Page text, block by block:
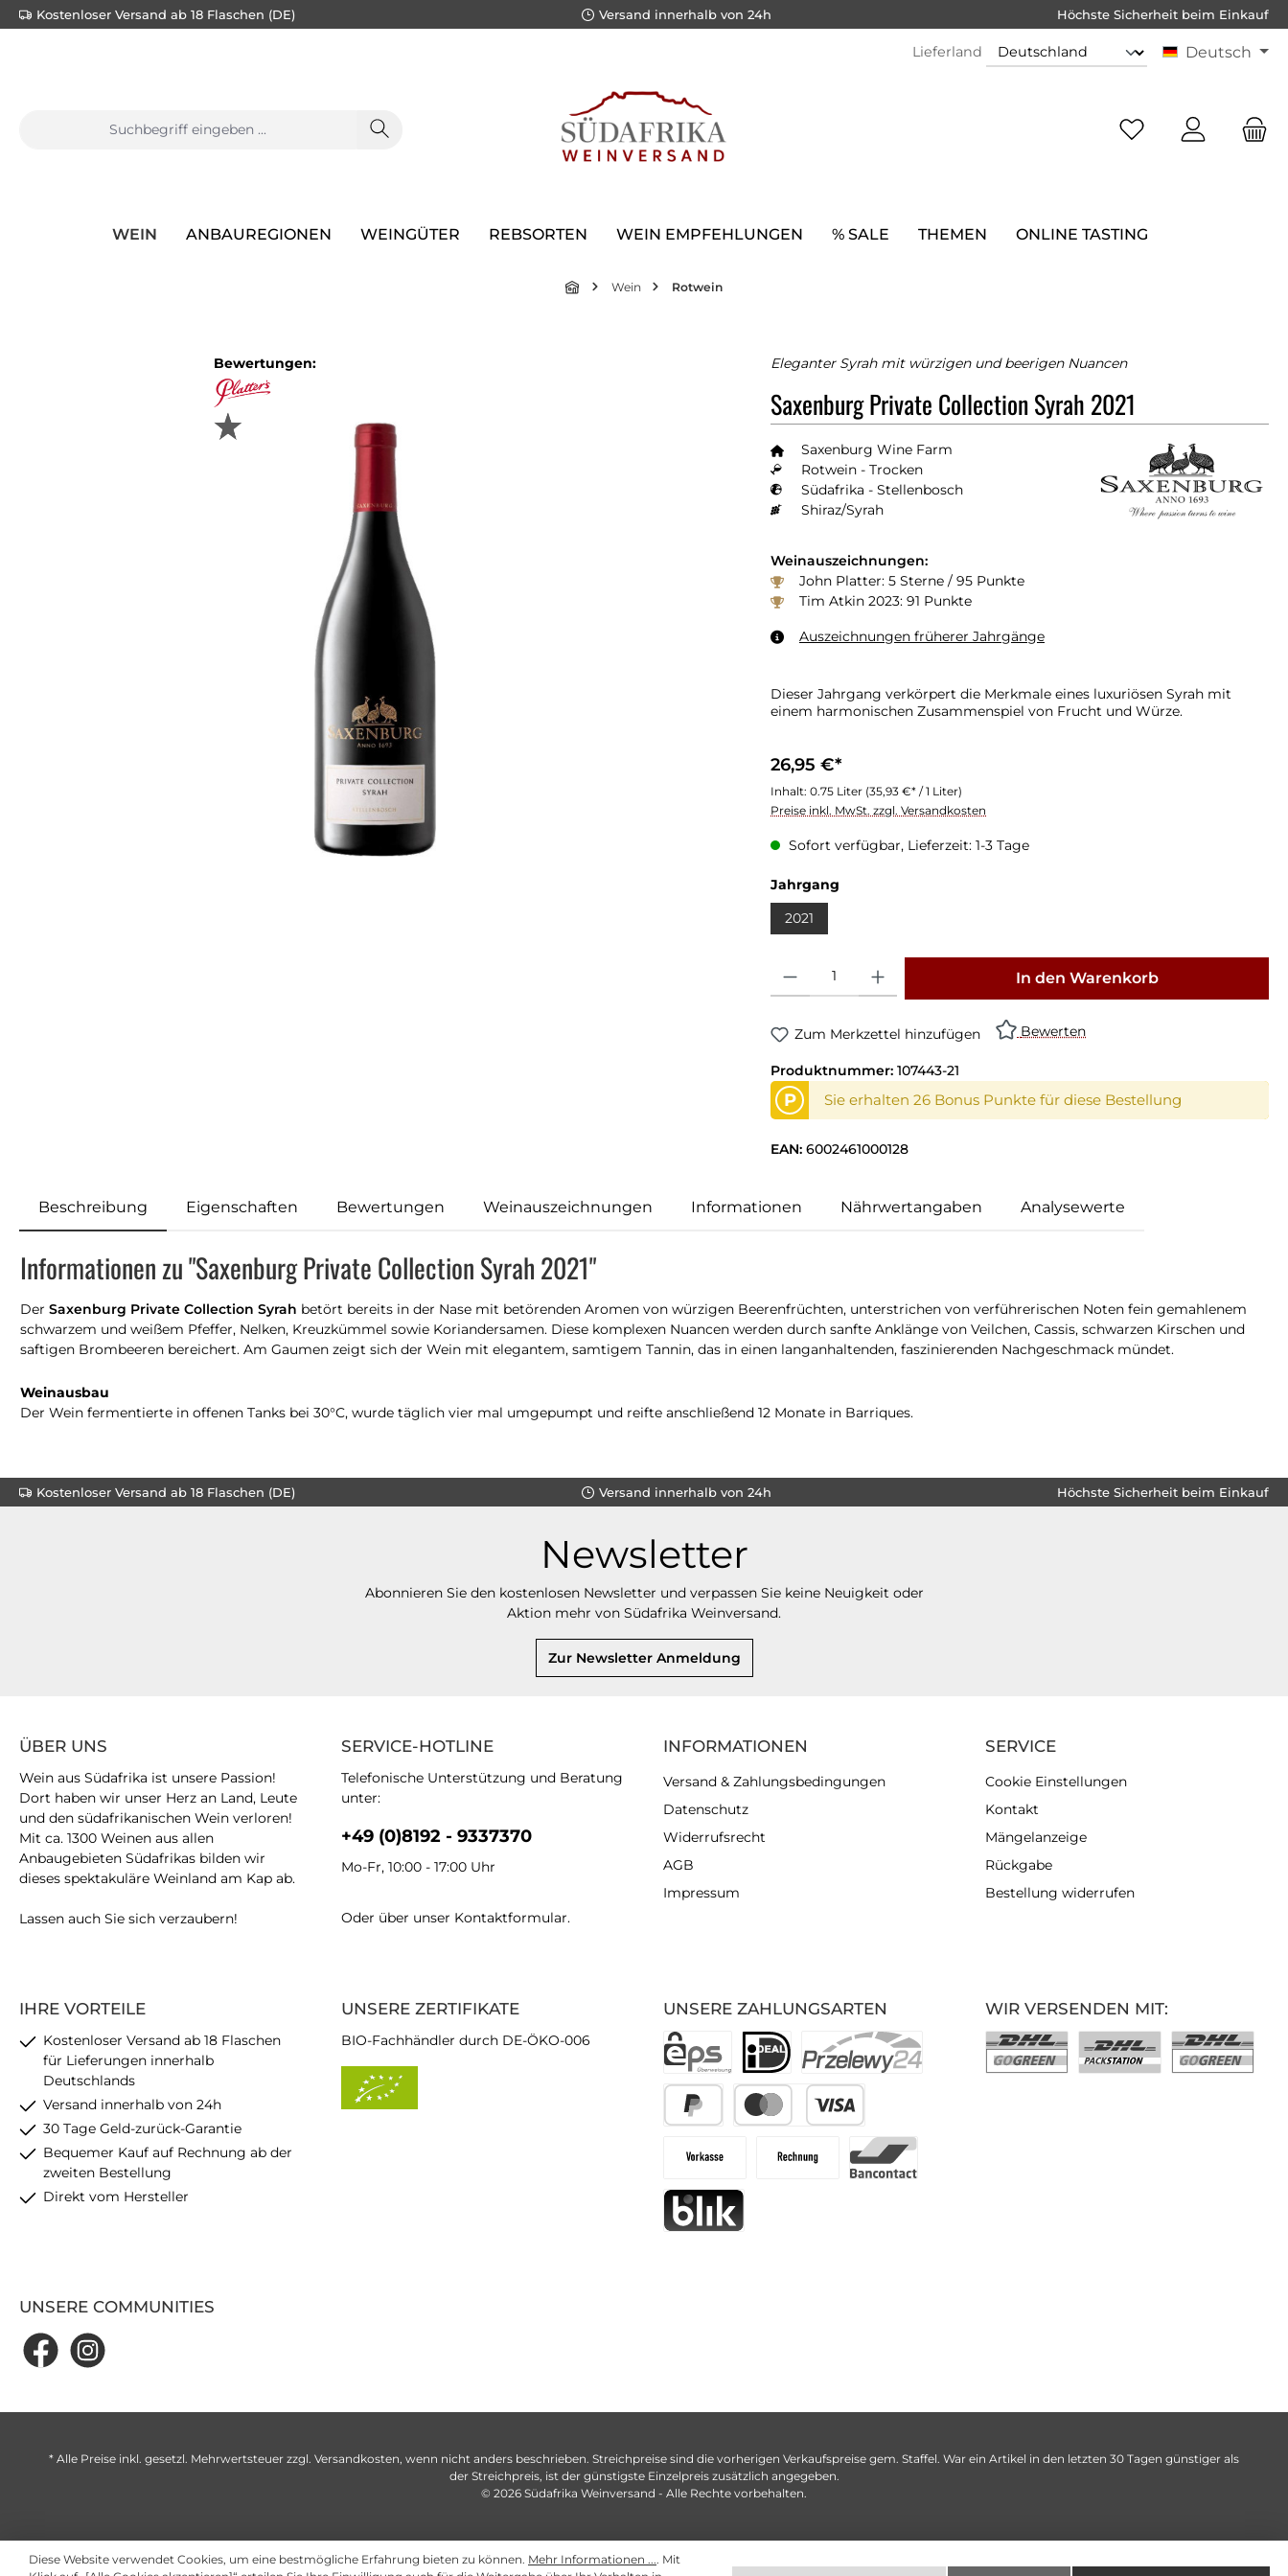
springen Zur Hauptnavigation springen
Kostenloser Versand ab 18 Flaschen (DE) Versand innerhalb von 24h Höchste Sicherheit beim Einkauf
Lieferland Deutsch
WEIN ANBAUREGIONEN WEINGÜTER REBSORTEN WEIN EMPFEHLUNGEN % SALE THEMEN ONLINE TASTING
Wein Rotwein
Bewertungen: Eleganter Syrah mit würzigen und beerigen Nuancen
Saxenburg Private Collection Syrah 2021
Saxenburg Wine Farm
Rotwein - Trocken
Südafrika - Stellenbosch
Shiraz/Syrah
Weinauszeichnungen:
John Platter: 5 Sterne / 95 Punkte
Tim Atkin 2023: 91 Punkte
Auszeichnungen früherer Jahrgänge
Dieser Jahrgang verkörpert die Merkmale eines luxuriösen Syrah mit
einem harmonischen Zusammenspiel von Frucht und Würze.
26,95 €*
Inhalt: 0.75 Liter (35,93 €* / 1 Liter)
Preise inkl. MwSt. zzgl. Versandkosten
Sofort verfügbar, Lieferzeit: 1-3 Tage
Jahrgang
2021
In den Warenkorb
Zum Merkzettel hinzufügen Bewerten
Produktnummer: 107443-21
P Sie erhalten 26 Bonus Punkte für diese Bestellung
EAN: 6002461000128
Beschreibung Eigenschaften Bewertungen Weinauszeichnungen Informationen Nährwertangaben Analysewerte
Informationen zu "Saxenburg Private Collection Syrah 2021"
Der Saxenburg Private Collection Syrah betört bereits in der Nase mit betörenden Aromen von würzigen Beerenfrüchten, unterstrichen von verführerischen Noten fein gemahlenem
schwarzem und weißem Pfeffer, Nelken, Kreuzkümmel sowie Koriandersamen. Diese komplexen Nuancen werden durch sanfte Anklänge von Veilchen, Cassis, schwarzen Kirschen und
saftigen Brombeeren bereichert. Am Gaumen zeigt sich der Wein mit elegantem, samtigem Tannin, das in einen langanhaltenden, faszinierenden Nachgeschmack mündet.
Weinausbau
Der Wein fermentierte in offenen Tanks bei 30°C, wurde täglich vier mal umgepumpt und reifte anschließend 12 Monate in Barriques.
Kostenloser Versand ab 18 Flaschen (DE) Versand innerhalb von 24h Höchste Sicherheit beim Einkauf
Newsletter
Abonnieren Sie den kostenlosen Newsletter und verpassen Sie keine Neuigkeit oder
Aktion mehr von Südafrika Weinversand.
Zur Newsletter Anmeldung
SERVICE-HOTLINE
Telefonische Unterstützung und Beratung
unter:
+49 (0)8192 - 9337370
Mo-Fr, 10:00 - 17:00 Uhr
Oder über unser Kontaktformular.
IHRE VORTEILE
Kostenloser Versand ab 18 Flaschen
für Lieferungen innerhalb
Deutschlands
Versand innerhalb von 24h
30 Tage Geld-zurück-Garantie
Bequemer Kauf auf Rechnung ab der
zweiten Bestellung
Direkt vom Hersteller
UNSERE ZAHLUNGSARTEN
ÜBER UNS
Wein aus Südafrika ist unsere Passion!
Dort haben wir unser Herz an Land, Leute
und den südafrikanischen Wein verloren!
Mit ca. 1300 Weinen aus allen
Anbaugebieten Südafrikas bilden wir
dieses spektakuläre Weinland am Kap ab.
Lassen auch Sie sich verzaubern!
UNSERE ZERTIFIKATE
BIO-Fachhändler durch DE-ÖKO-006
INFORMATIONEN
Versand & Zahlungsbedingungen
Datenschutz
Widerrufsrecht
AGB
Impressum
SERVICE
Cookie Einstellungen
Kontakt
Mängelanzeige
Rückgabe
Bestellung widerrufen
UNSERE COMMUNITIES
WIR VERSENDEN MIT:
* Alle Preise inkl. gesetzl. Mehrwertsteuer zzgl. Versandkosten, wenn nicht anders beschrieben. Streichpreise sind die vorherigen Verkaufspreise gem. Staffel. War ein Artikel in den letzten 30 Tagen günstiger als
der Streichpreis, ist der günstigste Einzelpreis zusätzlich angegeben.
© 2026 Südafrika Weinversand - Alle Rechte vorbehalten.
Diese Website verwendet Cookies, um eine bestmögliche Erfahrung bieten zu können. Mehr Informationen .... Mit